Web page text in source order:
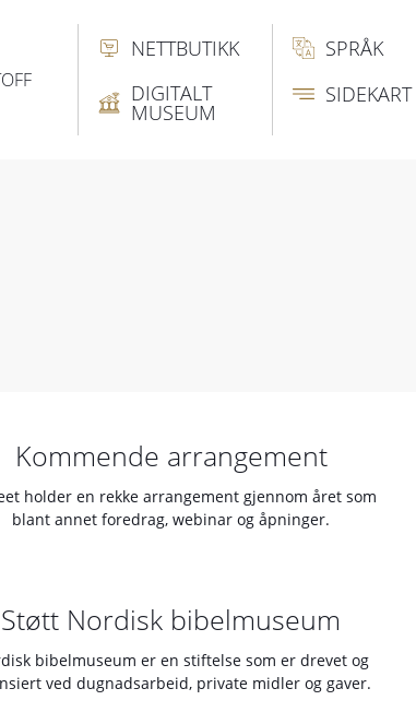
NETTBUTIKK
DIGITALT
MUSEUM
SPRÅK
SIDEKART
Kommende arrangement
holder en rekke arrangement gjennom året som
blant annet foredrag, webinar og åpninger.
Støtt Nordisk bibelmuseum
bibelmuseum er en stiftelse som er drevet og
ved dugnadsarbeid, private midler og gaver.